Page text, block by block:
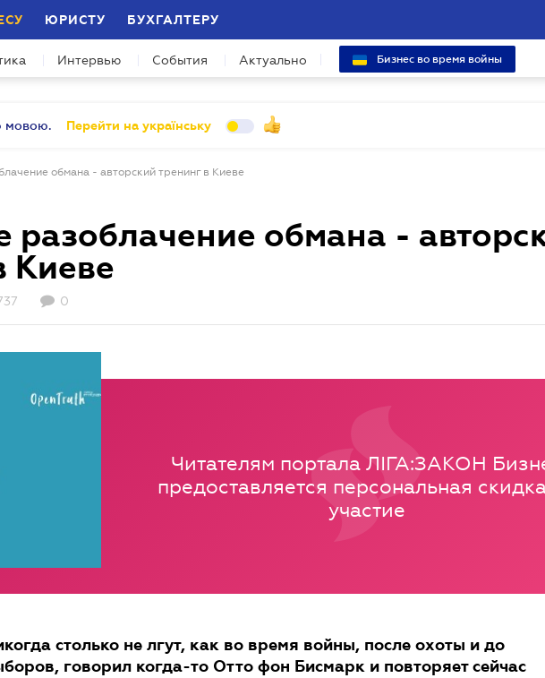
ЮРИСТУ БУХГАЛТЕРУ
Интервью События Актуально Бизнес во время войны
мовою. Перейти на українську
обмана - авторский тренинг в Киеве
разоблачение обмана -
Киеве
0
Читателям портала ЛІГА:ЗАКОН
предоставляется персональная
участие
столько не лгут, как во время войны, после охоты и до
говорил когда-то Отто фон Бисмарк и повторяет сейчас